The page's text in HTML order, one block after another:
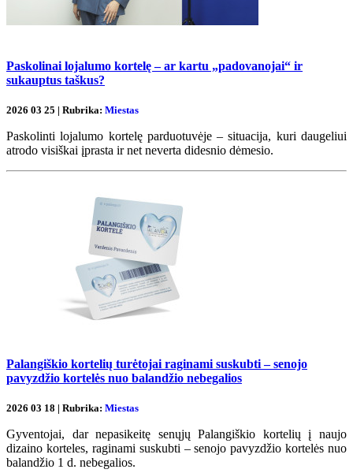
Paskolinai lojalumo kortelę – ar kartu „padovanojai“ ir
sukauptus taškus?
2026 03 25 | Rubrika: Miestas
Paskolinti lojalumo kortelę parduotuvėje – situacija, kuri daugeliui
atrodo visiškai įprasta ir net neverta didesnio dėmesio.
Palangiškio kortelių turėtojai raginami suskubti – senojo
pavyzdžio kortelės nuo balandžio nebegalios
2026 03 18 | Rubrika: Miestas
Gyventojai, dar nepasikeitę senųjų Palangiškio kortelių į naujo
dizaino korteles, raginami suskubti – senojo pavyzdžio kortelės nuo
balandžio 1 d. nebegalios.